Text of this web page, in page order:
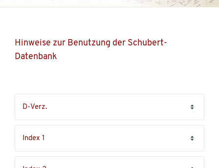
Hinweise zur Benutzung der Schubert-
Datenbank